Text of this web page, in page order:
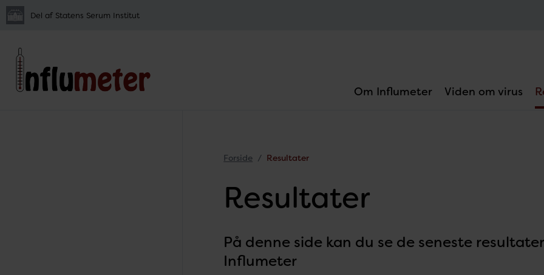
Del af Statens Serum Institut
Om Influmeter Viden om virus
Forside Resultater
Resultater
På denne side kan du se de seneste
Influmeter